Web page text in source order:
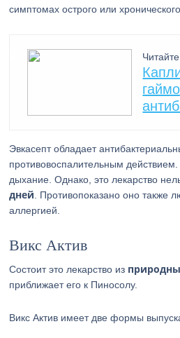
симптомах острого или
Эвкасепт обладает
противовоспалительным
дыхание. Однако, это лекарство
дней . Противопоказано оно
аллергией.
Викс Актив
Состоит это лекарство из
приближает его к Пиносолу.
Викс Актив имеет две формы